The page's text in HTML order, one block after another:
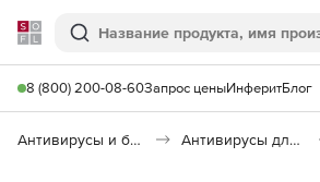
Softline
Поиск
8 (800) 200-08-60Запрос ценыИнферитБлог
Антивирусы и безопасность Антивирусы для организаций